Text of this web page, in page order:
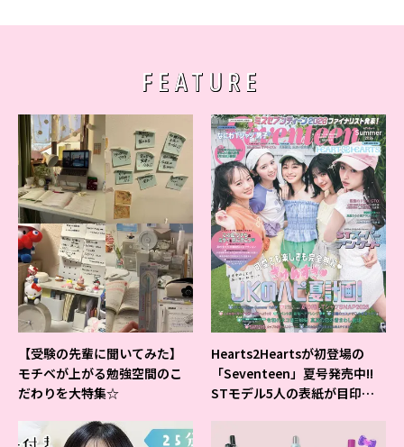
FEATURE
【受験の先輩に聞いてみた】
モチベが上がる勉強空間のこ
だわりを大特集☆
Hearts2Heartsが初登場の
「Seventeen」夏号発売中!!
STモデル5人の表紙が目印だ